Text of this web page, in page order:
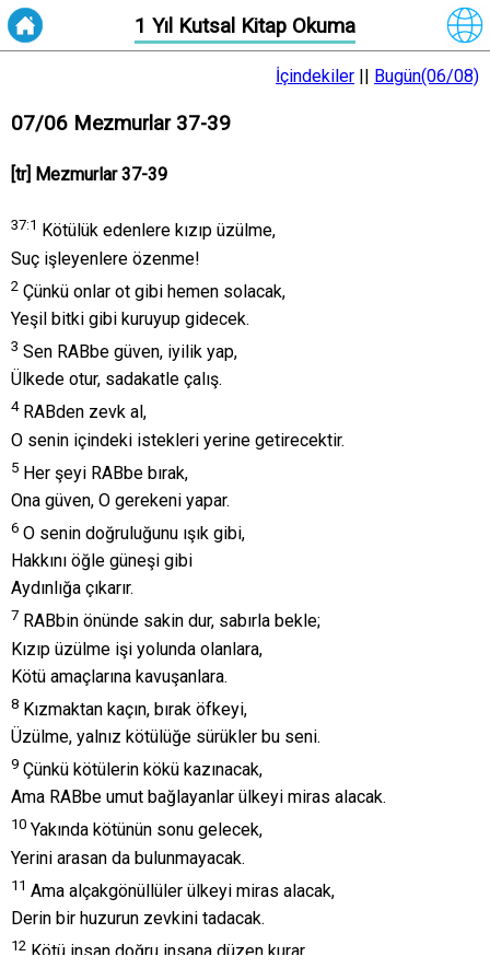
1 Yıl Kutsal Kitap Okuma
İçindekiler || Bugün(06/08)
07/06 Mezmurlar 37-39
[tr] Mezmurlar 37-39
37:1 Kötülük edenlere kızıp üzülme,
Suç işleyenlere özenme!
2 Çünkü onlar ot gibi hemen solacak,
Yeşil bitki gibi kuruyup gidecek.
3 Sen RABbe güven, iyilik yap,
Ülkede otur, sadakatle çalış.
4RABden zevk al,
O senin içindeki istekleri yerine getirecektir.
5 Her şeyi RABbe bırak,
Ona güven, O gerekeni yapar.
6 O senin doğruluğunu ışık gibi,
Hakkını öğle güneşi gibi
Aydınlığa çıkarır.
7 RABbin önünde sakin dur, sabırla bekle;
Kızıp üzülme işi yolunda olanlara,
Kötü amaçlarına kavuşanlara.
8 Kızmaktan kaçın, bırak öfkeyi,
Üzülme, yalnız kötülüğe sürükler bu seni.
9 Çünkü kötülerin kökü kazınacak,
Ama RABbe umut bağlayanlar ülkeyi miras alacak.
10 Yakında kötünün sonu gelecek,
Yerini arasan da bulunmayacak.
11 Ama alçakgönüllüler ülkeyi miras alacak,
Derin bir huzurun zevkini tadacak.
12 Kötü insan doğru insana düzen kurar,